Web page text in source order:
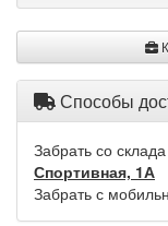
Способы
Забрать со
Спортивная, 1А
Забрать с